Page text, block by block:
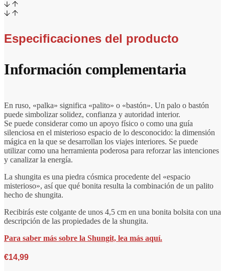
Especificaciones del producto
Información complementaria
En ruso, «palka» significa «palito» o «bastón». Un palo o bastón
puede simbolizar solidez, confianza y autoridad interior.
Se puede considerar como un apoyo físico o como una guía
silenciosa en el misterioso espacio de lo desconocido: la dimensión
mágica en la que se desarrollan los viajes interiores. Se puede
utilizar como una herramienta poderosa para reforzar las intenciones
y canalizar la energía.
La shungita es una piedra cósmica procedente del «espacio
misterioso», así que qué bonita resulta la combinación de un palito
hecho de shungita.
Recibirás este colgante de unos 4,5 cm en una bonita bolsita con una
descripción de las propiedades de la shungita.
Para saber más sobre la Shungit, lea más aquí.
€14,99